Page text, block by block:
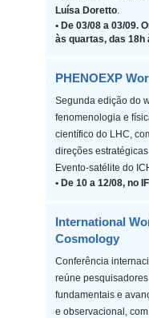
Luísa Doretto.
• De 03/08 a 03/09.
às quartas, das 18h
PHENOEXP
Segunda edição do
fenomenologia e
científico do LHC,
direções
Evento-satélite do
• De 10 a 12/08, no
International
Cosmology
Conferência
reúne
fundamentais e
e observacional,